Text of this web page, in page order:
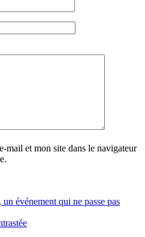
mail et mon site dans le navigateur
événement qui ne passe pas